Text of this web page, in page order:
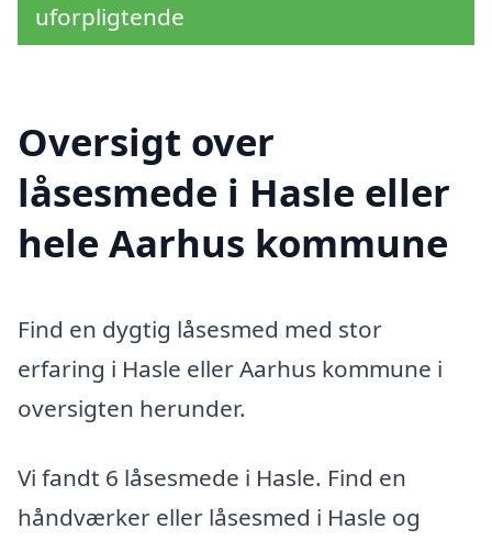
uforpligtende
Oversigt over
låsesmede i Hasle eller
hele Aarhus kommune
Find en dygtig låsesmed med stor
erfaring i Hasle eller Aarhus kommune i
oversigten herunder.
Vi fandt 6 låsesmede i Hasle. Find en
håndværker eller låsesmed i Hasle og